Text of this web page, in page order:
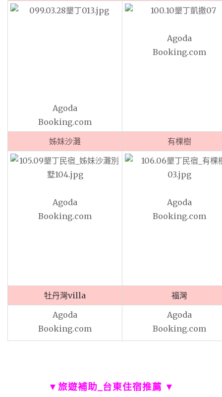
Agoda
Booking.com
Agoda
Booking.com
姊妹沙灘 有棵樹
Agoda
Booking.com
Agoda
Booking.com
牡丹灣villa
福灣
Agoda
Booking.com
Agoda
Booking.com
▼ 旅遊補助_ 台東住宿推薦 ▼